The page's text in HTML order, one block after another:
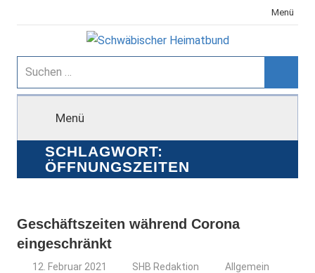
Inhalt
Menü
Schwäbischer
Heimatbund
Suchen
nach:
Menü
SCHLAGWORT:
ÖFFNUNGSZEITEN
Geschäftszeiten während Corona
eingeschränkt
12. Februar 2021 SHB Redaktion Allgemein